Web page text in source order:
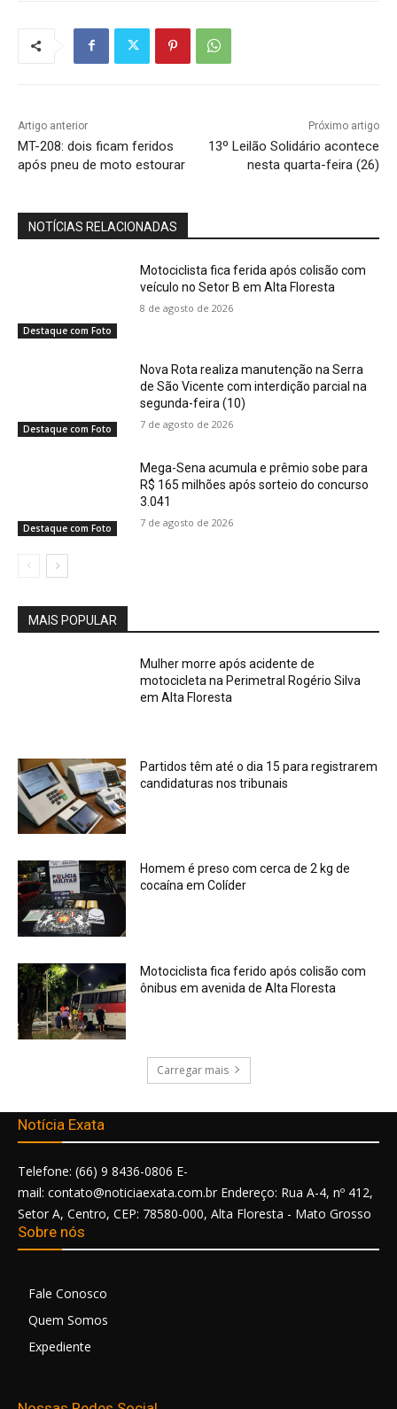
Artigo anterior
MT-208: dois ficam feridos
após pneu de moto estourar
Próximo artigo
13º Leilão Solidário acontece
nesta quarta-feira (26)
NOTÍCIAS RELACIONADAS
Destaque com Foto
Motociclista fica ferida após colisão com
veículo no Setor B em Alta Floresta
8 de agosto de 2026
Destaque com Foto
Nova Rota realiza manutenção na Serra
de São Vicente com interdição parcial na
segunda-feira (10)
7 de agosto de 2026
Destaque com Foto
Mega-Sena acumula e prêmio sobe para
R$ 165 milhões após sorteio do concurso
3.041
7 de agosto de 2026
MAIS POPULAR
Mulher morre após acidente de
motocicleta na Perimetral Rogério Silva
em Alta Floresta
Partidos têm até o dia 15 para registrarem
candidaturas nos tribunais
Homem é preso com cerca de 2 kg de
cocaína em Colíder
Motociclista fica ferido após colisão com
ônibus em avenida de Alta Floresta
Carregar mais
Notícia Exata
Telefone: (66) 9 8436-0806 E-
mail: contato@noticiaexata.com.br Endereço: Rua A-4, nº 412,
Setor A, Centro, CEP: 78580-000, Alta Floresta - Mato Grosso
Sobre nós
Fale Conosco
Quem Somos
Expediente